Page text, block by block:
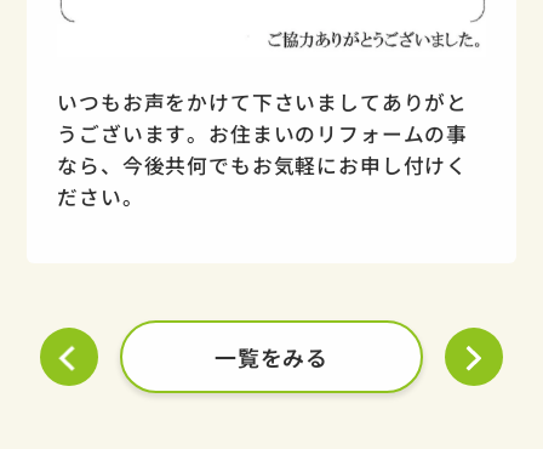
いつもお声をかけて下さいましてありがと
うございます。お住まいのリフォームの事
なら、今後共何でもお気軽にお申し付けく
ださい。
一覧をみる